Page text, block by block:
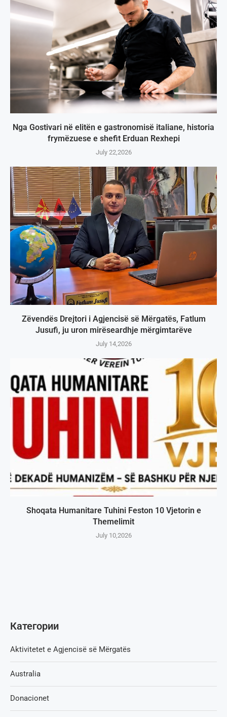
Nga Gostivari në elitën e gastronomisë italiane, historia
frymëzuese e shefit Erduan Rexhepi
July 22,2026
Zëvendës Drejtori i Agjencisë së Mërgatës, Fatlum
Jusufi, ju uron mirëseardhje mërgimtarëve
July 14,2026
Shoqata Humanitare Tuhini Feston 10 Vjetorin e
Themelimit
July 10,2026
Категории
Aktivitetet e Agjencisë së Мërgatës
Australia
Donacionet